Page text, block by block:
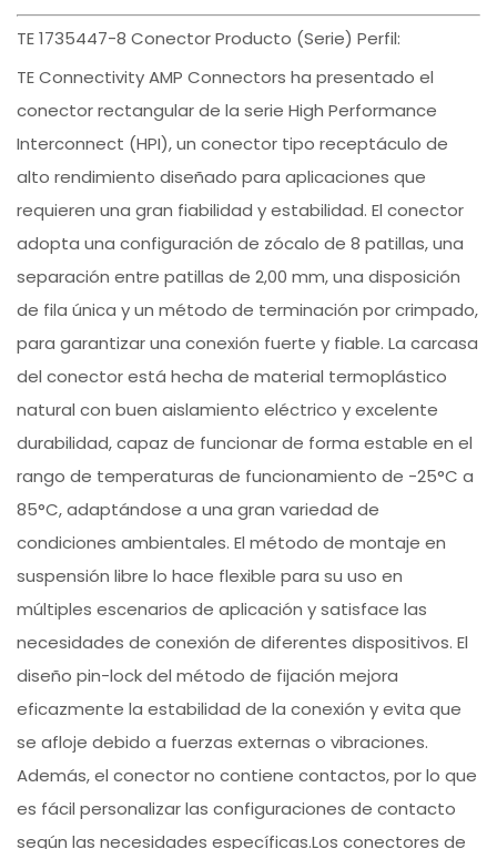
TE 1735447-8 Conector Producto (Serie) Perfil:
TE Connectivity AMP Connectors ha presentado el
conector rectangular de la serie High Performance
Interconnect (HPI), un conector tipo receptáculo de
alto rendimiento diseñado para aplicaciones que
requieren una gran fiabilidad y estabilidad. El conector
adopta una configuración de zócalo de 8 patillas, una
separación entre patillas de 2,00 mm, una disposición
de fila única y un método de terminación por crimpado,
para garantizar una conexión fuerte y fiable. La carcasa
del conector está hecha de material termoplástico
natural con buen aislamiento eléctrico y excelente
durabilidad, capaz de funcionar de forma estable en el
rango de temperaturas de funcionamiento de -25°C a
85°C, adaptándose a una gran variedad de
condiciones ambientales. El método de montaje en
suspensión libre lo hace flexible para su uso en
múltiples escenarios de aplicación y satisface las
necesidades de conexión de diferentes dispositivos. El
diseño pin-lock del método de fijación mejora
eficazmente la estabilidad de la conexión y evita que
se afloje debido a fuerzas externas o vibraciones.
Además, el conector no contiene contactos, por lo que
es fácil personalizar las configuraciones de contacto
según las necesidades específicas.Los conectores de